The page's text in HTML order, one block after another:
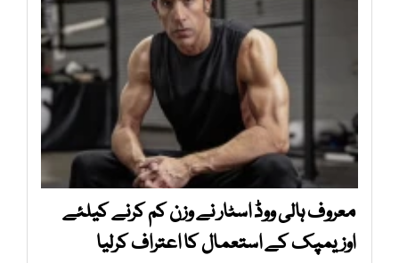
معروف ہالی ووڈ اسٹار نے وزن کم کرنے کیلئے
اوزیمپک کے استعمال کا اعتراف کرلیا